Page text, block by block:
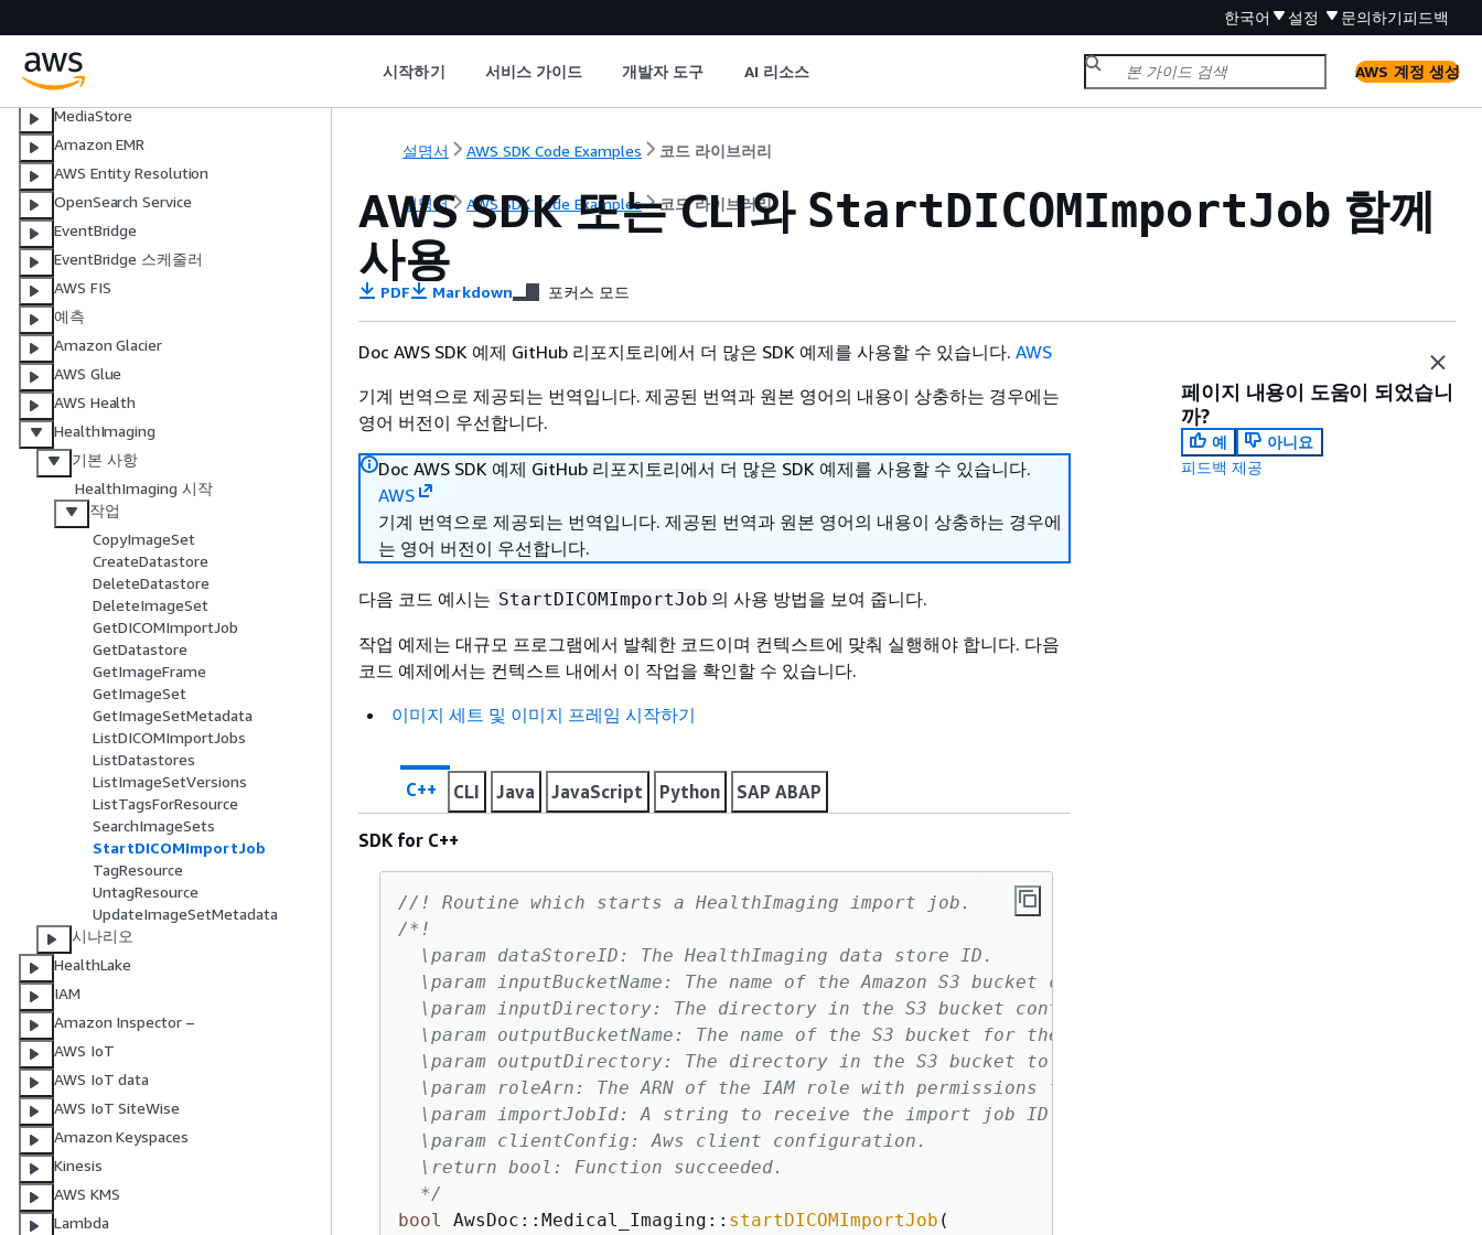
한국어 설정 문의하기피드백
시작하기 서비스 가이드 개발자 도구 AI 리소스 AWS 계정 생성
Elastic Load Balancing - 버전 2
ElastiCache
MediaStore
Amazon EMR
AWS Entity Resolution
OpenSearch Service
EventBridge
EventBridge 스케줄러
AWS FIS
예측
Amazon Glacier
AWS Glue
AWS Health
HealthImaging
기본 사항
HealthImaging 시작
작업
CopyImageSet
CreateDatastore
DeleteDatastore
DeleteImageSet
GetDICOMImportJob
GetDatastore
GetImageFrame
GetImageSet
GetImageSetMetadata
ListDICOMImportJobs
ListDatastores
ListImageSetVersions
ListTagsForResource
SearchImageSets
StartDICOMImportJob
TagResource
UntagResource
UpdateImageSetMetadata
시나리오
HealthLake
IAM
Amazon Inspector –
AWS IoT
AWS IoT data
AWS IoT SiteWise
Amazon Keyspaces
Kinesis
AWS KMS
Lambda
설명서 AWS SDK Code Examples 코드 라이브러리
설명서 AWS SDK Code Examples 코드 라이브러리
AWS SDK 또는 CLI와 StartDICOMImportJob 함께
사용
PDF Markdown 포커스 모드
Doc AWS SDK 예제 GitHub 리포지토리에서 더 많은 SDK 예제를 사용할 수 있습니다. AWS
기계 번역으로 제공되는 번역입니다. 제공된 번역과 원본 영어의 내용이 상충하는 경우에는
영어 버전이 우선합니다.
Doc AWS SDK 예제 GitHub 리포지토리에서 더 많은 SDK 예제를 사용할 수 있습니다.
AWS
기계 번역으로 제공되는 번역입니다. 제공된 번역과 원본 영어의 내용이 상충하는 경우에
는 영어 버전이 우선합니다.
다음 코드 예시는 StartDICOMImportJob 의 사용 방법을 보여 줍니다.
작업 예제는 대규모 프로그램에서 발췌한 코드이며 컨텍스트에 맞춰 실행해야 합니다. 다음
코드 예제에서는 컨텍스트 내에서 이 작업을 확인할 수 있습니다.
이미지 세트 및 이미지 프레임 시작하기
C++ CLI Java JavaScript Python SAP ABAP
SDK for C++
//! Routine which starts a HealthImaging import job.
/*!
  \param dataStoreID: The HealthImaging data store ID.
  \param inputBucketName: The name of the Amazon S3 bucket containing the DICOM files.
  \param inputDirectory: The directory in the S3 bucket containing the DICOM files.
  \param outputBucketName: The name of the S3 bucket for the output.
  \param outputDirectory: The directory in the S3 bucket to store the output.
  \param roleArn: The ARN of the IAM role with permissions for the import.
  \param importJobId: A string to receive the import job ID.
  \param clientConfig: Aws client configuration.
  \return bool: Function succeeded.
  */
bool AwsDoc::Medical_Imaging:: startDICOMImportJob (
페이지 내용이 도움이 되었습니
까?
예
아니요
피드백 제공